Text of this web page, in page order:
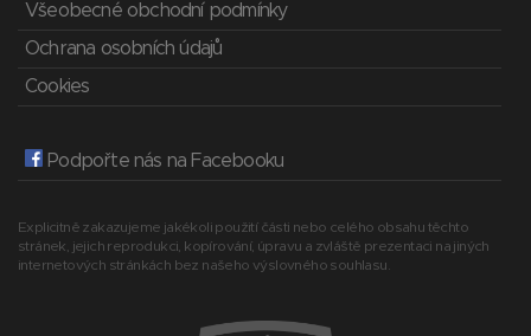
Všeobecné obchodní podmínky
Ochrana osobních údajů
Cookies
Podpořte nás na Facebooku
Explicitně zakazujeme jakékoli použití části nebo celého obsahu těchto
stránek, jejich reprodukci, kopírování, úpravu a zvláště prezentaci na jiných
internetových stránkách bez našeho výslovného souhlasu.